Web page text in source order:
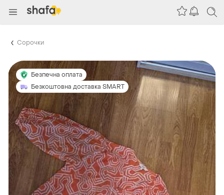
Сорочки
Безпечна оплата
Безкоштовна доставка SMART